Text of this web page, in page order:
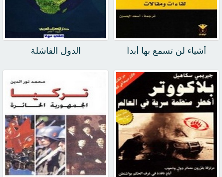
أشياء لن تسمع بها أبداً الدول الفاشلة